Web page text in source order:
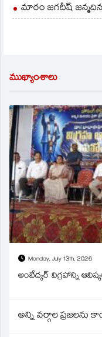
మారం జగదీష్ జన్మదిన
ముఖ్యాంశాలు
Monday, July 13th, 2026
అంబేద్కర్ విగ్రహాన్ని
అన్ని వర్గాల ప్రజలను